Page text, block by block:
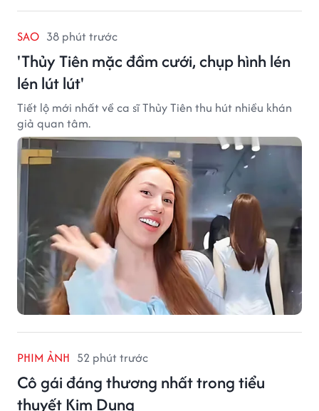
SAO 38 phút trước
'Thủy Tiên mặc đầm cưới, chụp hình lén
lén lút lút'
Tiết lộ mới nhất về ca sĩ Thủy Tiên thu hút nhiều khán
giả quan tâm.
PHIM ẢNH 52 phút trước
Cô gái đáng thương nhất trong tiểu
thuyết Kim Dung